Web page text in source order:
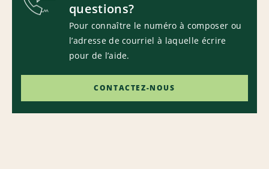
questions?
Pour connaître le numéro à composer ou
l’adresse de courriel à laquelle écrire
pour de l’aide.
CONTACTEZ-NOUS